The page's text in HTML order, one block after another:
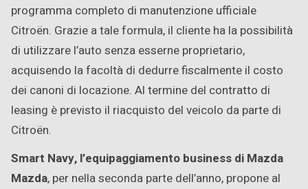
programma completo di manutenzione ufficiale
Citroën. Grazie a tale formula, il cliente ha la possibilità
di utilizzare l’auto senza esserne proprietario,
acquisendo la facoltà di dedurre fiscalmente il costo
dei canoni di locazione. Al termine del contratto di
leasing è previsto il riacquisto del veicolo da parte di
Citroën.
Smart Navy, l’equipaggiamento business di Mazda
Mazda, per nella seconda parte dell’anno, propone al